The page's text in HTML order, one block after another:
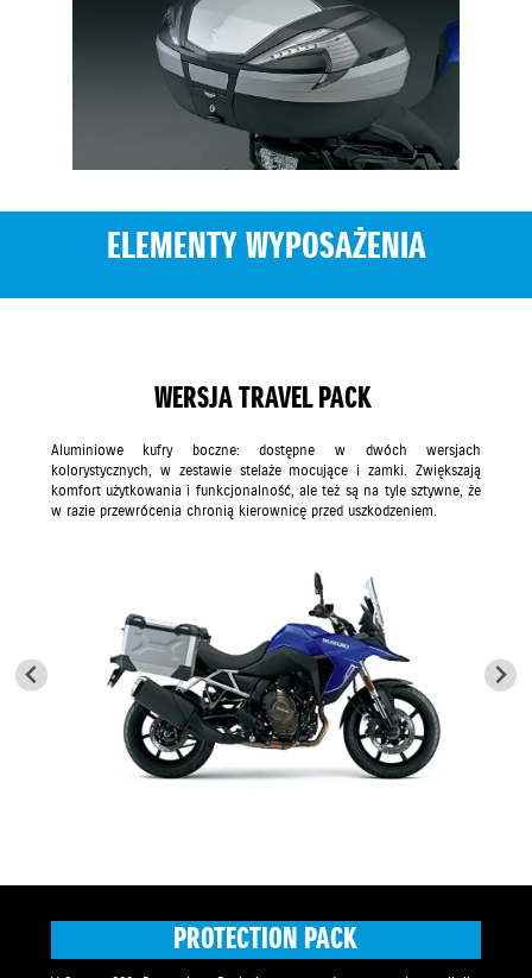
ELEMENTY WYPOSAŻENIA
WERSJA TRAVEL PACK
Aluminiowe kufry boczne: dostępne w dwóch wersjach
kolorystycznych, w zestawie stelaże mocujące i zamki. Zwiększają
komfort użytkowania i funkcjonalność, ale też są na tyle sztywne, że
w razie przewrócenia chronią kierownicę przed uszkodzeniem.
PROTECTION PACK